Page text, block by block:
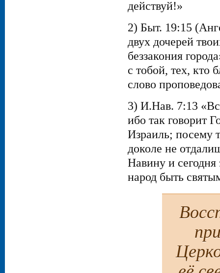
действуй!»
2) Быт. 19:15
двух дочерей
беззакония
с тобой, тех, кто
слово
3) И.Нав. 7:13
ибо так говорит
Израиль; посему
доколе не
Навину и
народ быть